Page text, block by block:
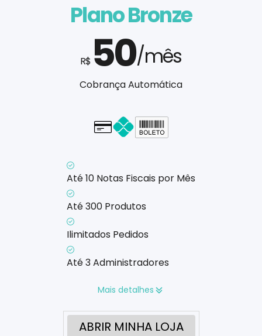
Plano Bronze
R$ 50/mês
Cobrança Automática
Cartão - em até 1x
Até 10 Notas Fiscais por Mês
Até 300 Produtos
Ilimitados Pedidos
Até 3 Administradores
Mais detalhes
ABRIR MINHA LOJA